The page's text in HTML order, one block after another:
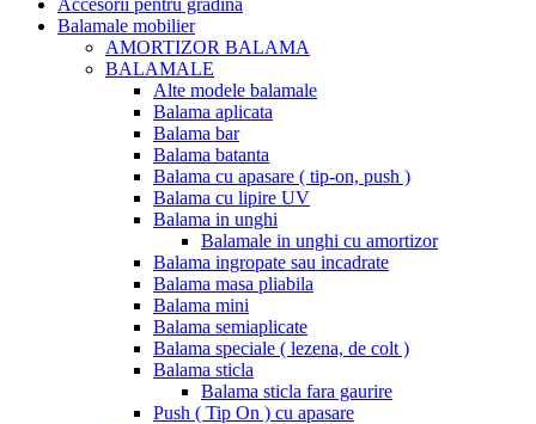
Balamale mobilier
AMORTIZOR BALAMA
BALAMALE
Alte modele balamale
Balama aplicata
Balama bar
Balama batanta
Balama cu apasare ( tip-on, push )
Balama cu lipire UV
Balama in unghi
Balamale in unghi cu amortizor
Balama ingropate sau incadrate
Balama masa pliabila
Balama mini
Balama semiaplicate
Balama speciale ( lezena, de colt )
Balama sticla
Balama sticla fara gaurire
Push ( Tip On ) cu apasare